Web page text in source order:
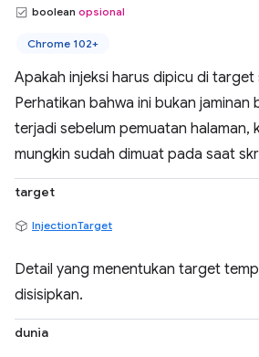
boolean opsional
Chrome 102+
Apakah injeksi harus dipicu di target
Perhatikan bahwa ini bukan jaminan
terjadi sebelum pemuatan halaman,
mungkin sudah dimuat pada saat
target
InjectionTarget
Detail yang menentukan target
disisipkan.
dunia